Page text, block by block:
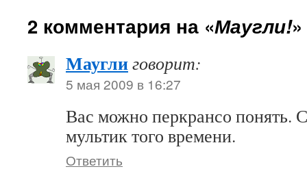
2 комментария на «Маугли!»
Мауглиговорит:
5 мая 2009 в 16:27
Вас можно перкрансо
мультик того времени.
Ответить